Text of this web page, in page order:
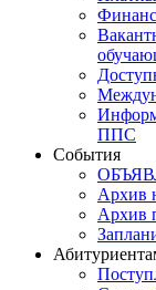
ППС
События
Архив
Архив